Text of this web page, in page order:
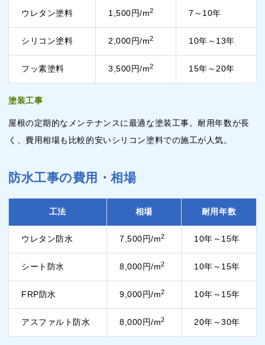
ウレタン塗料 1,500円/m2 7～10年
シリコン塗料 2,000円/m2 10年～13年
フッ素塗料 3,500円/m2 15年～20年
塗装工事
屋根の定期的なメンテナンスに最適な塗装工事。耐用年数が長
く、費用相場も比較的安いシリコン塗料での施工が人気。
防水工事の費用・相場
工法 相場 耐用年数
ウレタン防水 7,500円/m2 10年～15年
シート防水 8,000円/m2 10年～15年
FRP防水 9,000円/m2 10年～15年
アスファルト防水 8,000円/m2 20年～30年